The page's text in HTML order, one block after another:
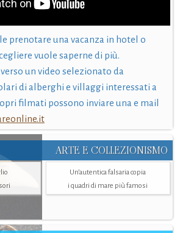
prenotare una vacanza in hotel o
vuole saperne di più.
un video selezionato da
di alberghi e villaggi interessati a
filmati possono inviare una e mail
ARTE E COLLEZIONISMO
Un’autentica falsaria copia
i quadri di mare più famosi